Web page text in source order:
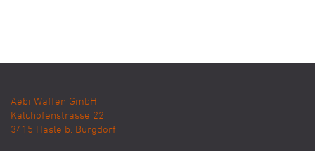
Aebi Waffen GmbH
Kalchofenstrasse 22
3415 Hasle b. Burgdorf